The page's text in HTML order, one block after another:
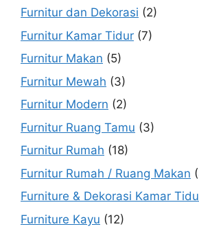
Furnitur dan Dekorasi (2)
Furnitur Kamar Tidur (7)
Furnitur Makan (5)
Furnitur Mewah (3)
Furnitur Modern (2)
Furnitur Ruang Tamu (3)
Furnitur Rumah (18)
Furnitur Rumah / Ruang Makan
Furniture & Dekorasi Kamar
Furniture Kayu (12)